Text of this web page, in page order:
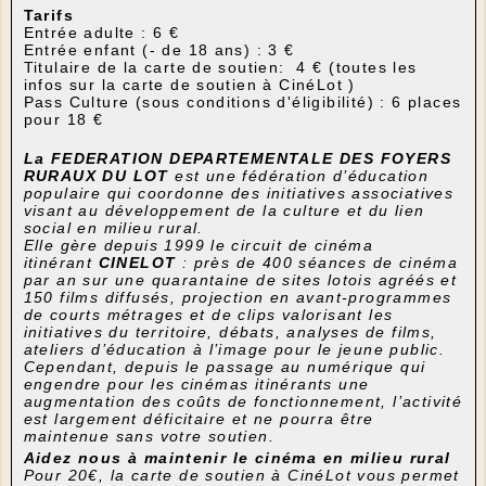
Tarifs
Entrée adulte : 6 €
Entrée enfant (- de 18 ans) : 3 €
Titulaire de la carte de soutien: 4 €(toutes les
infos sur la carte de soutien à CinéLot )
Pass Culture (sous conditions d'éligibilité) : 6 places
pour 18 €
La FEDERATION DEPARTEMENTALE DES FOYERS
RURAUX DU LOT est une fédération d’éducation
populaire qui coordonne des initiatives associatives
visant au développement de la culture et du lien
social en milieu rural.
Elle gère depuis 1999 le circuit de cinéma
itinérant CINELOT : près de 400 séances de cinéma
par an sur une quarantaine de sites lotois agréés et
150 films diffusés, projection en avant-programmes
de courts métrages et de clips valorisant les
initiatives du territoire, débats, analyses de films,
ateliers d’éducation à l’image pour le jeune public.
Cependant, depuis le passage au numérique qui
engendre pour les cinémas itinérants une
augmentation des coûts de fonctionnement, l’activité
est largement déficitaire et ne pourra être
maintenue sans votre soutien.
Aidez nous à maintenir le cinéma en milieu rural
Pour 20€, la carte de soutien à CinéLot vous permet